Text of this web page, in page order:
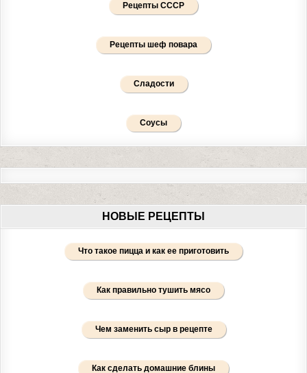
Рецепты СССР
Рецепты шеф повара
Сладости
Соусы
НОВЫЕ РЕЦЕПТЫ
Что такое пицца и как ее приготовить
Как правильно тушить мясо
Чем заменить сыр в рецепте
Как сделать домашние блины